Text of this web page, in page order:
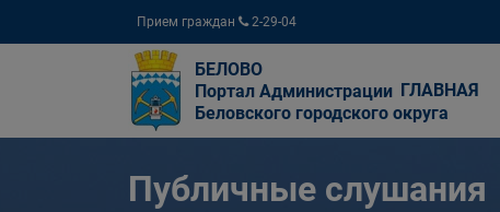
Прием граждан 2-29-04
БЕЛОВО
Портал Администрации
Беловского городского округа
ГЛАВНАЯ
Публичные слушания